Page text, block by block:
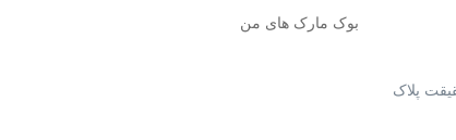
کوچه حقیقت پلاک
بوک مارک های من